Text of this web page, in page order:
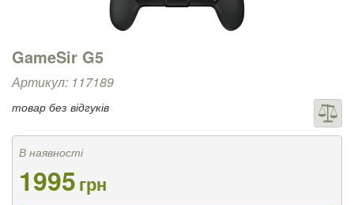
GameSir G5
Артикул: 117189
товар без відгуків
В наявності
1995грн